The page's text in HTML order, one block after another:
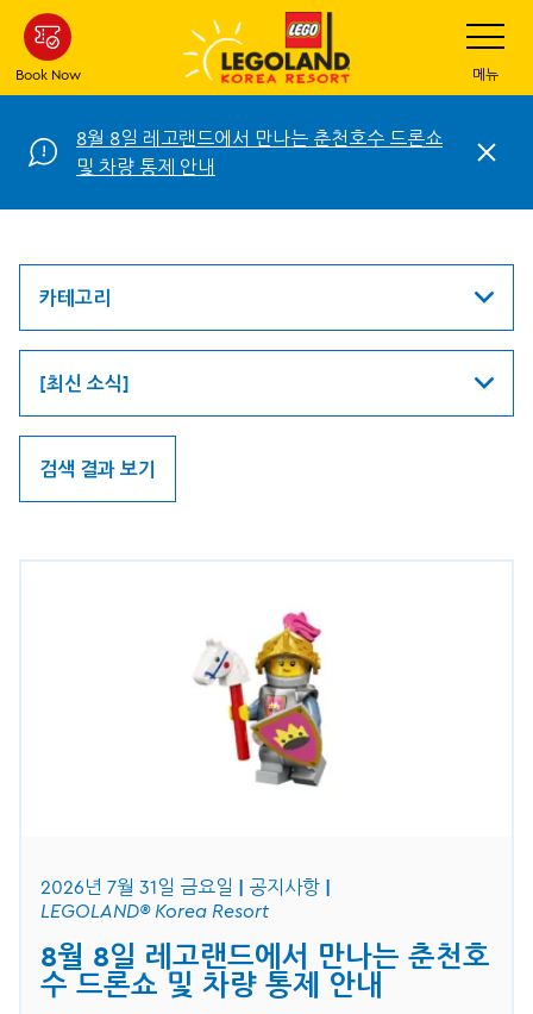
Skip
main
content
Book Now
Toggle
메뉴
8월 8일 레고랜드에서 만나는 춘천호수 드론쇼
및 차량 통제 안내
C
o
카테고리
[최신 소식]
2026년 7월 31일 금요일
공지사항
LEGOLAND® Korea Resort
8월 8일 레고랜드에서 만나는 춘천호
수 드론쇼 및 차량 통제 안내